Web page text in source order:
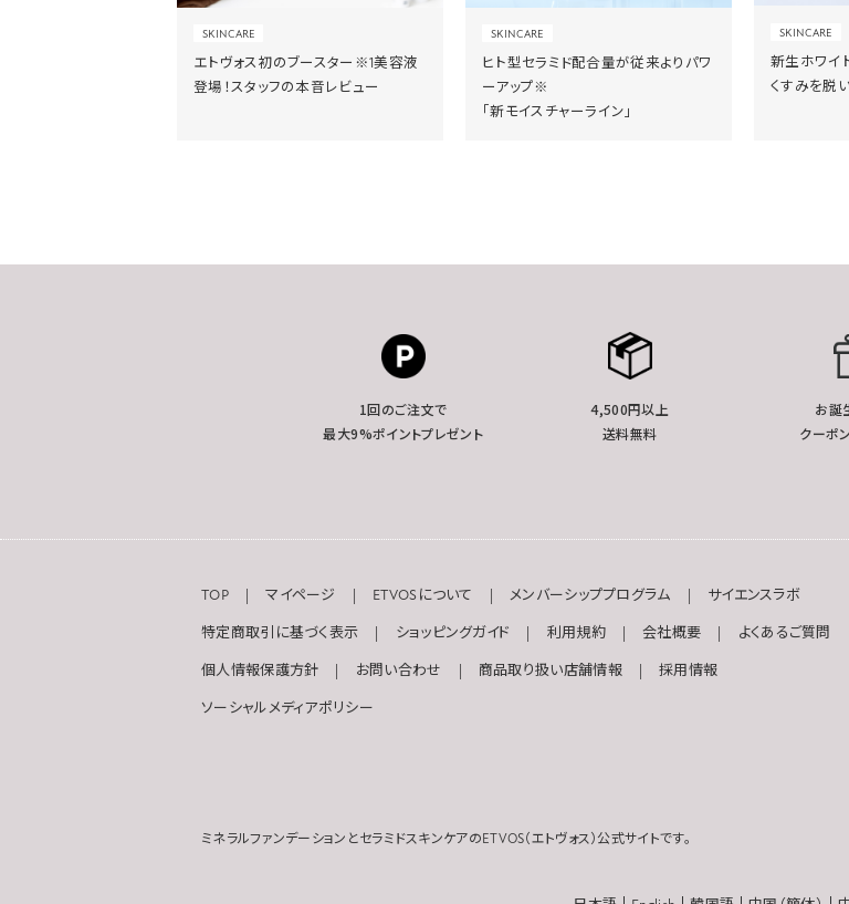
SKINCARE
エトヴォス初のブースター※1美容液
登場！スタッフの本音レビュー
SKINCARE
ヒト型セラミド配合量が従来よりパワ
ーアップ※
「新モイスチャーライン」
SKINCARE
新生ホワイ
くすみを脱
1回のご注文で
最大9%ポイントプレゼント
4,500円以上
送料無料
お誕
クーポ
TOP マイページ ETVOSについて メンバーシッププログラム サイエンスラボ
特定商取引に基づく表示 ショッピングガイド 利用規約 会社概要 よくあるご質問
個人情報保護方針 お問い合わせ 商品取り扱い店舗情報 採用情報
ソーシャルメディアポリシー
ミネラルファンデーションとセラミドスキンケアのETVOS（エトヴォス）公式サイトです。